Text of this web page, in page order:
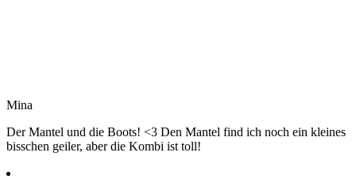
Mina
Der Mantel und die Boots! <3 Den Mantel find ich noch ein kleines
bisschen geiler, aber die Kombi ist toll!